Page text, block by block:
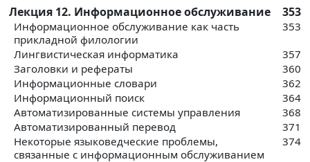
Лекция 12. Информационное обслуживание 353
Информационное обслуживание как часть
прикладной филологии
353
Лингвистическая информатика
357
Заголовки и рефераты
360
Информационные словари
362
Информационный поиск
364
Автоматизированные системы управления
368
Автоматизированный перевод
371
Некоторые языковедческие проблемы,
связанные с информационным обслуживанием
374